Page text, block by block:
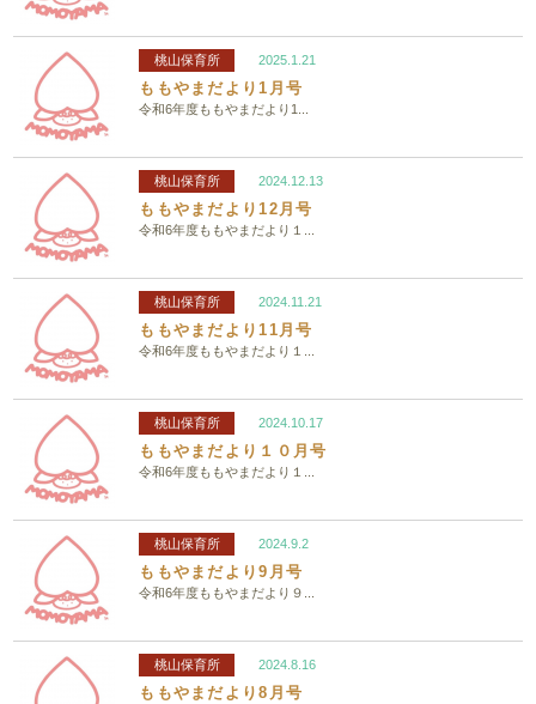
桃山保育所 2025.1.21
ももやまだより1月号
令和6年度ももやまだより1...
桃山保育所 2024.12.13
ももやまだより12月号
令和6年度ももやまだより１...
桃山保育所 2024.11.21
ももやまだより11月号
令和6年度ももやまだより１...
桃山保育所 2024.10.17
ももやまだより１０月号
令和6年度ももやまだより１...
桃山保育所 2024.9.2
ももやまだより9月号
令和6年度ももやまだより９...
桃山保育所 2024.8.16
ももやまだより8月号